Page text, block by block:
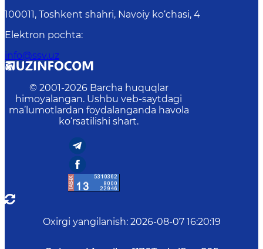
100011, Toshkent shahri, Navoiy ko‘chаsi, 4
Elektron pochta:
info@ssv.uz
© 2001-2026 Barcha huquqlar
himoyalangan. Ushbu veb-saytdagi
ma’lumotlardan foydalanganda havola
ko‘rsatilishi shart.
Oxirgi yangilanish: 2026-08-07 16:20:19